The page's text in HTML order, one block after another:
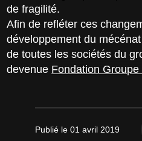
de fragilité.
Afin de refléter ces
développement du
de toutes les sociétés du
devenue Fondation
Publié le 01 avril 2019